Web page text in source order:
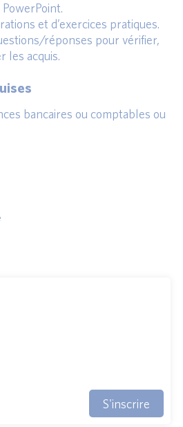
et d’exercices pratiques.
réponses pour vérifier,
les acquis.
bancaires ou comptables ou
S'inscrire